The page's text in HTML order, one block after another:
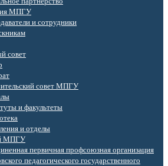
МПГУ
и сотрудники
совет
совет МПГУ
и факультеты
и отделы
МПГУ
первичная профсоюзная организация
педагогического государственного